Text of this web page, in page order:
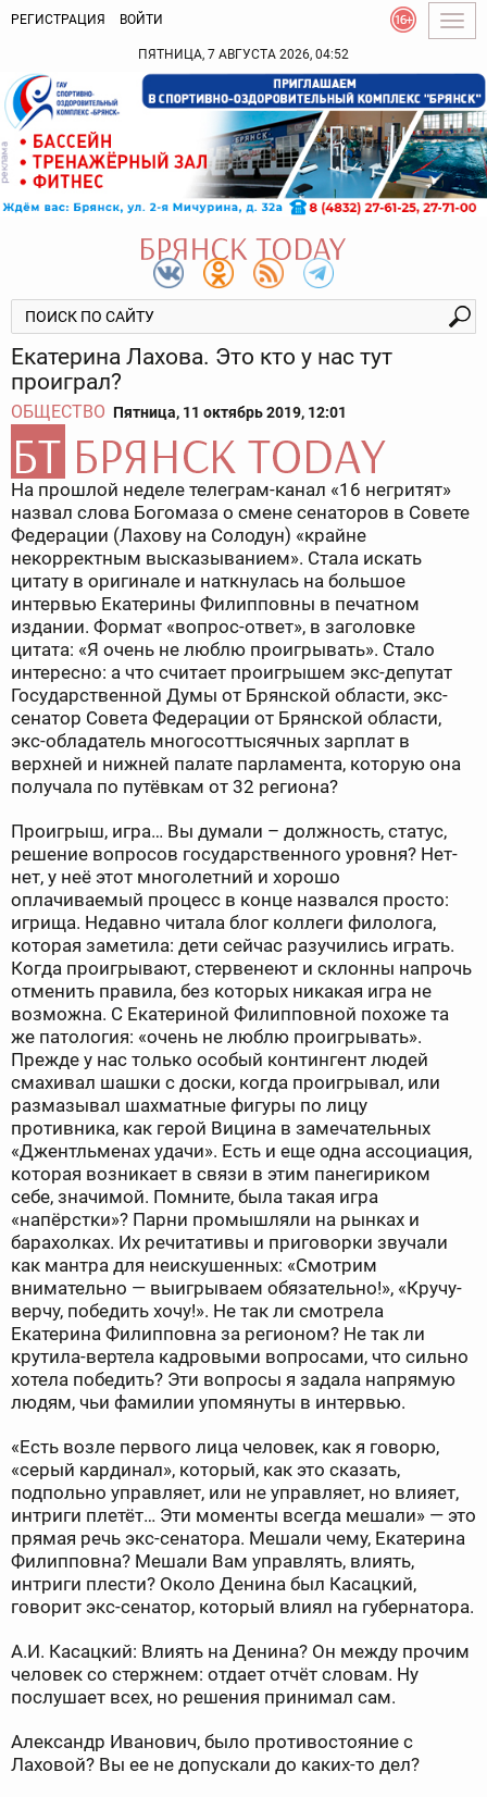
РЕГИСТРАЦИЯ ВОЙТИ
ПЯТНИЦА, 7 АВГУСТА 2026, 04:52
Екатерина Лахова. Это кто у нас тут
проиграл?
ОБЩЕСТВО Пятница, 11 октябрь 2019, 12:01
На прошлой неделе телеграм-канал «16 негритят»
назвал слова Богомаза о смене сенаторов в Совете
Федерации (Лахову на Солодун) «крайне
некорректным высказыванием». Стала искать
цитату в оригинале и наткнулась на большое
интервью Екатерины Филипповны в печатном
издании. Формат «вопрос-ответ», в заголовке
цитата: «Я очень не люблю проигрывать». Стало
интересно: а что считает проигрышем экс-депутат
Государственной Думы от Брянской области, экс-
сенатор Совета Федерации от Брянской области,
экс-обладатель многосоттысячных зарплат в
верхней и нижней палате парламента, которую она
получала по путёвкам от 32 региона?
Проигрыш, игра… Вы думали – должность, статус,
решение вопросов государственного уровня? Нет-
нет, у неё этот многолетний и хорошо
оплачиваемый процесс в конце назвался просто:
игрища. Недавно читала блог коллеги филолога,
которая заметила: дети сейчас разучились играть.
Когда проигрывают, стервенеют и склонны напрочь
отменить правила, без которых никакая игра не
возможна. С Екатериной Филипповной похоже та
же патология: «очень не люблю проигрывать».
Прежде у нас только особый контингент людей
смахивал шашки с доски, когда проигрывал, или
размазывал шахматные фигуры по лицу
противника, как герой Вицина в замечательных
«Джентльменах удачи». Есть и еще одна ассоциация,
которая возникает в связи в этим панегириком
себе, значимой. Помните, была такая игра
«напёрстки»? Парни промышляли на рынках и
барахолках. Их речитативы и приговорки звучали
как мантра для неискушенных: «Смотрим
внимательно — выигрываем обязательно!», «Кручу-
верчу, победить хочу!». Не так ли смотрела
Екатерина Филипповна за регионом? Не так ли
крутила-вертела кадровыми вопросами, что сильно
хотела победить? Эти вопросы я задала напрямую
людям, чьи фамилии упомянуты в интервью.
«Есть возле первого лица человек, как я говорю,
«серый кардинал», который, как это сказать,
подпольно управляет, или не управляет, но влияет,
интриги плетёт… Эти моменты всегда мешали» — это
прямая речь экс-сенатора. Мешали чему, Екатерина
Филипповна? Мешали Вам управлять, влиять,
интриги плести? Около Денина был Касацкий,
говорит экс-сенатор, который влиял на губернатора.
А.И. Касацкий: Влиять на Денина? Он между прочим
человек со стержнем: отдает отчёт словам. Ну
послушает всех, но решения принимал сам.
Александр Иванович, было противостояние с
Лаховой? Вы ее не допускали до каких-то дел?